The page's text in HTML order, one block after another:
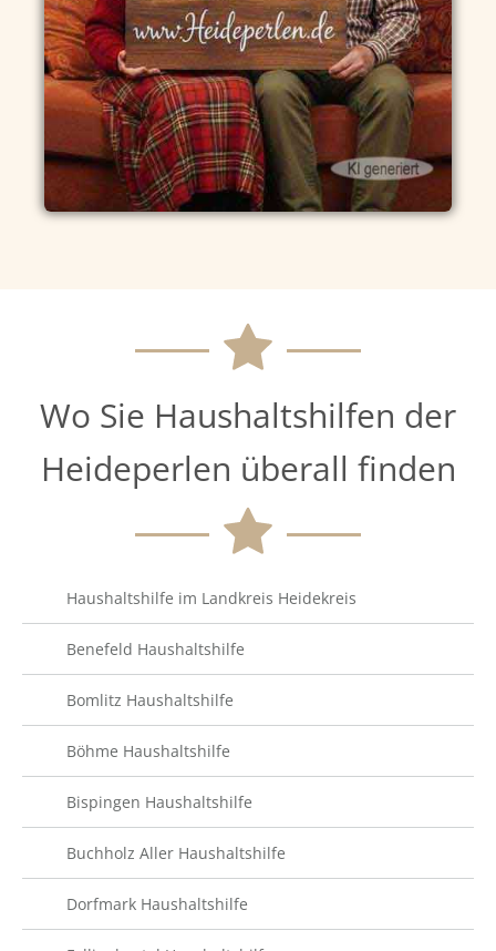
Wo Sie Haushaltshilfen der
Heideperlen überall finden
Haushaltshilfe im Landkreis Heidekreis
Benefeld Haushaltshilfe
Bomlitz Haushaltshilfe
Böhme Haushaltshilfe
Bispingen Haushaltshilfe
Buchholz Aller Haushaltshilfe
Dorfmark Haushaltshilfe